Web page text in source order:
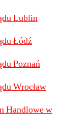
Lublin
Łódź
Poznań
Wrocław
Handlowe w